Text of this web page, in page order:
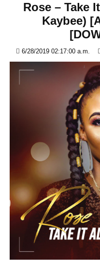
Rose – Take
Kaybee)
6/28/2019 02:17:00 a.m.